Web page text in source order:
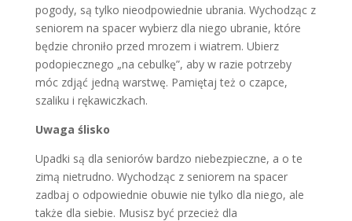
pogody, są tylko nieodpowiednie ubrania. Wychodząc z
seniorem na spacer wybierz dla niego ubranie, które
będzie chroniło przed mrozem i wiatrem. Ubierz
podopiecznego „na cebulkę”, aby w razie potrzeby
móc zdjąć jedną warstwę. Pamiętaj też o czapce,
szaliku i rękawiczkach.
Uwaga ślisko
Upadki są dla seniorów bardzo niebezpieczne, a o te
zimą nietrudno. Wychodząc z seniorem na spacer
zadbaj o odpowiednie obuwie nie tylko dla niego, ale
także dla siebie. Musisz być przecież dla